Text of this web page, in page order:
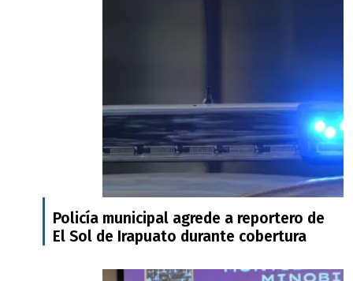
Policía municipal agrede a reportero de
El Sol de Irapuato durante cobertura